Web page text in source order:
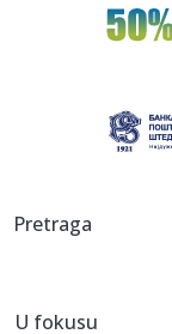
07:01:Ni
Bivši
07:01:Država
Pretraga
U fokusu